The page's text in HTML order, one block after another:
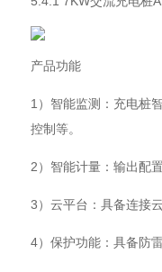
产品功能
1）智能监测：充电桩
控制等。
2）智能计量：输出配
3）云平台：具备连接
4）保护功能：具备防